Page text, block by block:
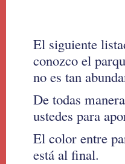
El siguiente
conozco el
no es tan
De todas
ustedes para
El color entre
está al final.